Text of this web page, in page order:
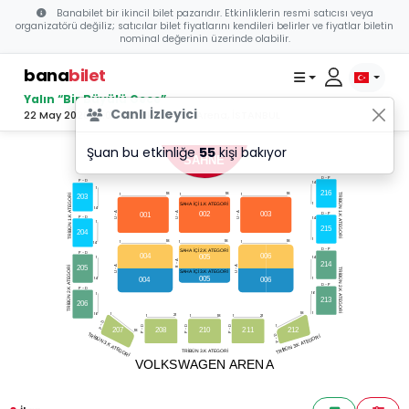
Banabilet bir ikincil bilet pazarıdır. Etkinliklerin resmi satıcısı veya
organizatörü değiliz; satıcılar bilet fiyatlarını kendileri belirler ve fiyatlar biletin
nominal değerinin üzerinde olabilir.
banabilet
Yalın “Bir Büyülü Gece”
22 May 2026 21:00 - Volkswagen Arena, İSTANBUL
TRİBÜN 3.KATEGORİ TRİBÜN 3.K ATEGORİ
TRİBÜN 3.K ATEGORİ
TRİBÜN 1.K
A
TEGORİ
TRİBÜN 1.K
A
TEGORİ
TRİBÜN 2.K
A
TEGORİ
TRİBÜN 2.K
A
TEGORİ
SAHNE
VOLKSWAGEN ARENA
212
P - D
1
18
211
P - D
1 21
210
P - D
1 18
208
P - D
1 21
207
P - D
18
1
213
D - P
1
16
214
D - P
1
14
206
P - D
1
16
205
P - D
14
215
D - P
1
14
216
D - P
1
14
204
P - D
14
203
1
14
P - D
006
005
SAHA İÇİ 3.K ATEGORİ
004
006
U - A
1 18
005
R - A
1 18
SAHA İÇİ 2.K ATEGORİ
004
U - A
18
1
003
U - A
1 18
002
U - A
1 18
SAHA İÇİ 1.K ATEGORİ
001
18
1
U - A
Canlı İzleyici
Şuan bu etkinliğe55kişi bakıyor